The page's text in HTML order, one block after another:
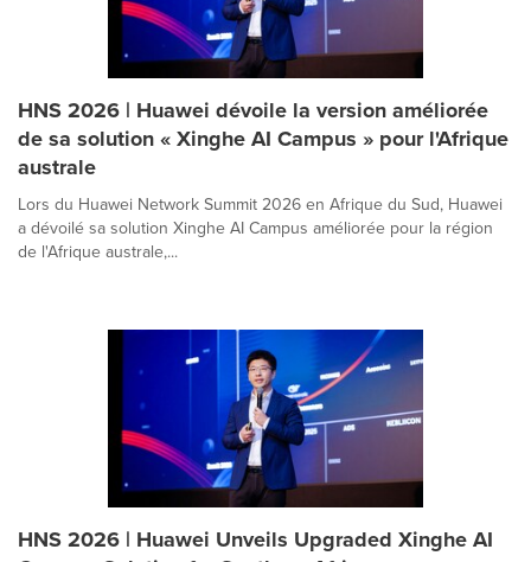
HNS 2026 | Huawei dévoile la version améliorée
de sa solution « Xinghe AI Campus » pour l'Afrique
australe
Lors du Huawei Network Summit 2026 en Afrique du Sud, Huawei
a dévoilé sa solution Xinghe AI Campus améliorée pour la région
de l'Afrique australe,...
HNS 2026 | Huawei Unveils Upgraded Xinghe AI